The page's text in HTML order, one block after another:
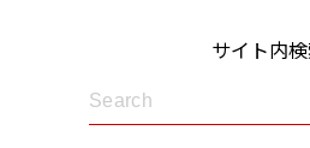
サイト内